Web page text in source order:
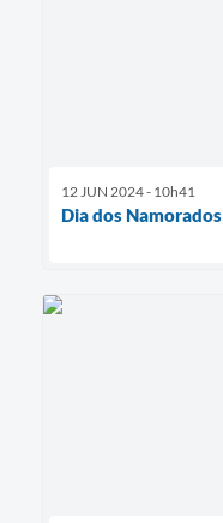
12 JUN 2024 - 10h41
Dia dos Namorados